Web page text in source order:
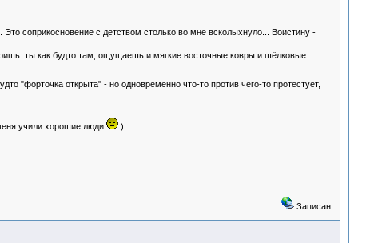
соприкосновение с детством столько во мне всколыхнуло... Воистину -
ты как будто там, ощущаешь и мягкие восточные ковры и шёлковые
"форточка открыта" - но одновременно что-то против чего-то протестует,
учили хорошие люди
)
Записан